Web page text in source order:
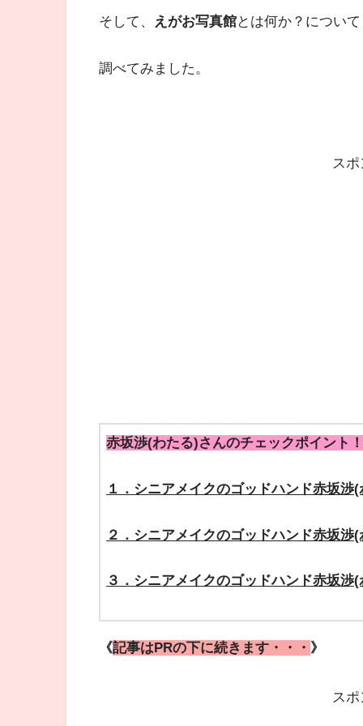
そして、 えがお写真館とは何か？について
調べてみました。
ス
赤坂渉(わたる)さんのチェックポイント！
１．シニアメイクのゴッドハンド赤坂渉(
２．シニアメイクのゴッドハンド赤坂渉
３．シニアメイクのゴッドハンド赤坂渉
《記事はPRの下に続きます・・・ 》
スポ